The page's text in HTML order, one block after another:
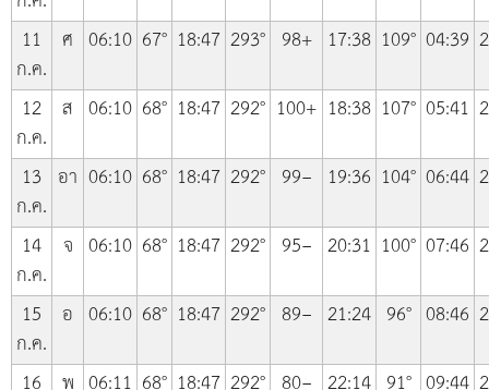
11
ก.ค.
ศ 06:10 67° 18:47 293° 98+ 17:38 109° 04:39
12
ก.ค.
ส 06:10 68° 18:47 292° 100+ 18:38 107° 05:41
13
ก.ค.
อา 06:10 68° 18:47 292° 99− 19:36 104° 06:44
14
ก.ค.
จ 06:10 68° 18:47 292° 95− 20:31 100° 07:46
15
ก.ค.
อ 06:10 68° 18:47 292° 89− 21:24 96° 08:46